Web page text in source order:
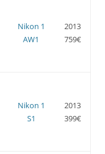
Nikon 1
AW1
2013
759€
Nikon 1
S1
2013
399€